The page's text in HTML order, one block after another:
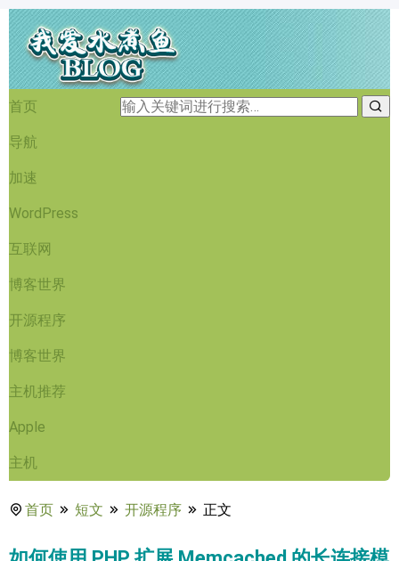
首页
导航
加速
WordPress
互联网
博客世界
开源程序
博客世界
主机推荐
Apple
主机
首页 短文 开源程序 正文